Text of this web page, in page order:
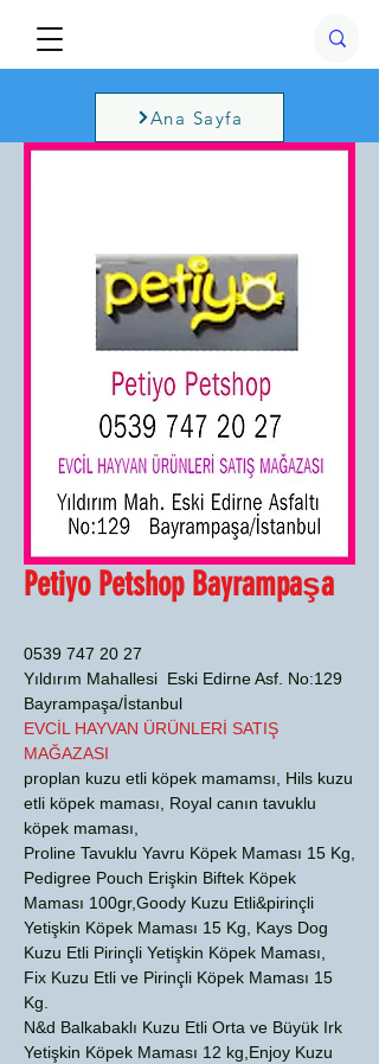
Ana Sayfa
Petiyo Petshop Bayrampaşa
0539 747 20 27
Yıldırım Mahallesi Eski Edirne Asf. No:129
Bayrampaşa/İstanbul
EVCİL HAYVAN ÜRÜNLERİ SATIŞ
MAĞAZASI
proplan kuzu etli köpek mamamsı, Hils kuzu
etli köpek maması, Royal canın tavuklu
köpek maması,
Proline Tavuklu Yavru Köpek Maması 15 Kg,
Pedigree Pouch Erişkin Biftek Köpek
Maması 100gr,Goody Kuzu Etli&pirinçli
Yetişkin Köpek Maması 15 Kg, Kays Dog
Kuzu Etli Pirinçli Yetişkin Köpek Maması,
Fix Kuzu Etli ve Pirinçli Köpek Maması 15
Kg.
N&d Balkabaklı Kuzu Etli Orta ve Büyük Irk
Yetişkin Köpek Maması 12 kg,Enjoy Kuzu